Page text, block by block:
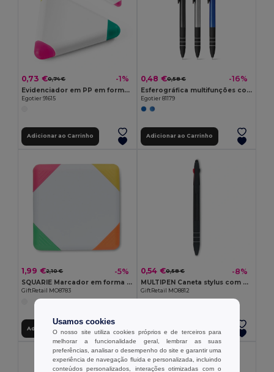
0,73 €0,74 € -1%
Evidenciador em PP em forma de triângulo
Egotier 91615
Adicionar ao Carrinho
0,48 €0,58 € -16%
Esferográfica multifunções com escrita 3 em 1
Egotier 81179
Adicionar ao Carrinho
1,99 €2,10 € -5%
SQUARIE Marcador em forma de quadrado
GiftRetail MO8783
Adicionar ao Carrinho
0,54 €0,58 € -8%
MULTIPEN Caneta stylus com 3 cores
GiftRetail MO8812
Usamos cookies
O nosso site utiliza cookies próprios e de terceiros para
melhorar a funcionalidade geral, lembrar as suas
preferências, analisar o desempenho do site e garantir uma
experiência de navegação fluida e personalizada, incluindo
conteúdos personalizados, interações otimizadas com o